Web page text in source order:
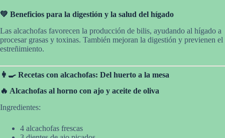
💚 Beneficios para la digestión y la salud del hígado
Las alcachofas favorecen la producción de bilis, ayudando al hígado a
procesar grasas y toxinas. También mejoran la digestión y previenen el
estreñimiento.
👩‍🍳 Recetas con alcachofas: Del huerto a la mesa
🔥 Alcachofas al horno con ajo y aceite de oliva
Ingredientes:
4 alcachofas frescas